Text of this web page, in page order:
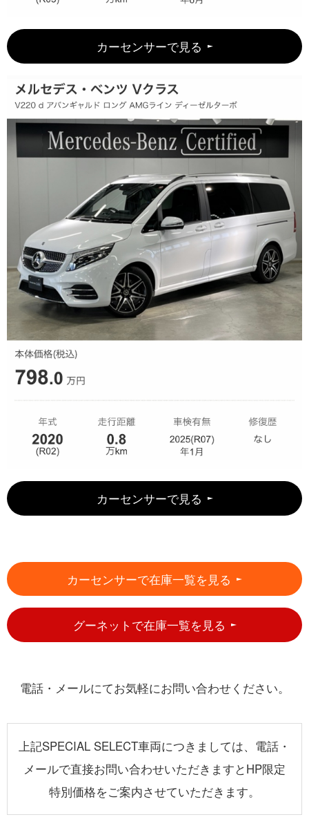
カーセンサーで見る
カーセンサーで見る
カーセンサーで在庫一覧を見る
グーネットで在庫一覧を見る
電話・メールにてお気軽にお問い合わせください。
上記SPECIAL SELECT車両につきましては、電話・
メールで直接お問い合わせいただきますとHP限定
特別価格をご案内させていただきます。